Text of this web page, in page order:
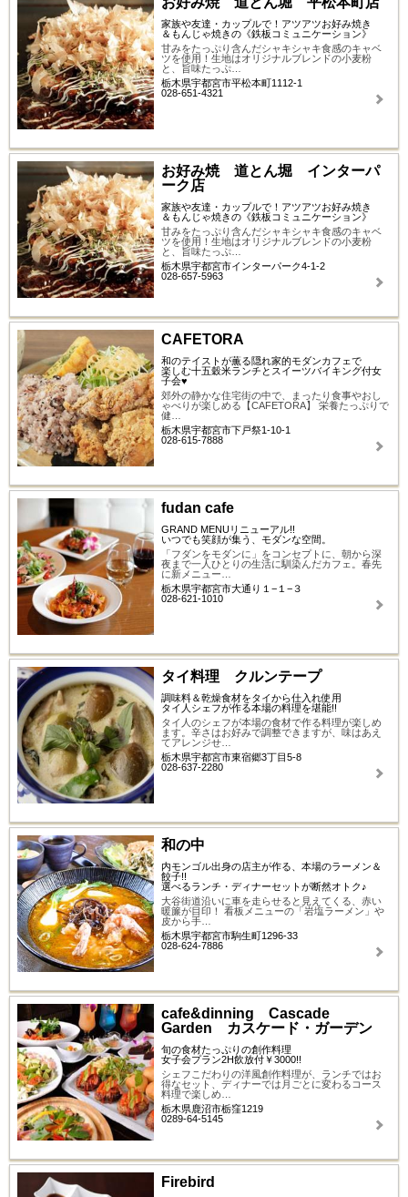
家族や友達・カップルで！アツアツお好み焼き
＆もんじゃ焼きの《鉄板コミュニケーション》
甘みをたっぷり含んだシャキシャキ食感のキャベ
ツを使用！生地はオリジナルブレンドの小麦粉
と、旨味たっぷ…
栃木県宇都宮市平松本町1112-1
028-651-4321
お好み焼 道とん堀 インターパ
ーク店
家族や友達・カップルで！アツアツお好み焼き
＆もんじゃ焼きの《鉄板コミュニケーション》
甘みをたっぷり含んだシャキシャキ食感のキャベ
ツを使用！生地はオリジナルブレンドの小麦粉
と、旨味たっぷ…
栃木県宇都宮市インターパーク4-1-2
028-657-5963
CAFETORA
和のテイストが薫る隠れ家的モダンカフェで
楽しむ十五穀米ランチとスイーツバイキング付女
子会♥
郊外の静かな住宅街の中で、まったり食事やおし
ゃべりが楽しめる【CAFETORA】 栄養たっぷりで
健…
栃木県宇都宮市下戸祭1-10-1
028-615-7888
fudan cafe
GRAND MENUリニューアル!!
いつでも笑顔が集う、モダンな空間。
「フダンをモダンに」をコンセプトに、朝から深
夜まで一人ひとりの生活に馴染んだカフェ。春先
に新メニュー…
栃木県宇都宮市大通り１−１−３
028-621-1010
タイ料理 クルンテープ
調味料＆乾燥食材をタイから仕入れ使用
タイ人シェフが作る本場の料理を堪能!!
タイ人のシェフが本場の食材で作る料理が楽しめ
ます。辛さはお好みで調整できますが、味はあえ
てアレンジせ…
栃木県宇都宮市東宿郷3丁目5-8
028-637-2280
和の中
内モンゴル出身の店主が作る、本場のラーメン＆
餃子!!
選べるランチ・ディナーセットが断然オトク♪
大谷街道沿いに車を走らせると見えてくる、赤い
暖簾が目印！ 看板メニューの「岩塩ラーメン」や
皮から手…
栃木県宇都宮市駒生町1296-33
028-624-7886
cafe&dinning Cascade
Garden カスケード・ガーデン
旬の食材たっぷりの創作料理
女子会プラン2H飲放付￥3000!!
シェフこだわりの洋風創作料理が、ランチではお
得なセット、ディナーでは月ごとに変わるコース
料理で楽しめ…
栃木県鹿沼市栃窪1219
0289-64-5145
Firebird